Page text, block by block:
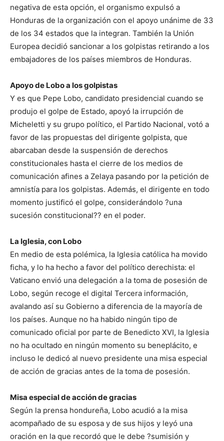
negativa de esta opción, el organismo expulsó a
Honduras de la organización con el apoyo unánime de 33
de los 34 estados que la integran. También la Unión
Europea decidió sancionar a los golpistas retirando a los
embajadores de los países miembros de Honduras.
Apoyo de Lobo a los golpistas
Y es que Pepe Lobo, candidato presidencial cuando se
produjo el golpe de Estado, apoyó la irrupción de
Micheletti y su grupo político, el Partido Nacional, votó a
favor de las propuestas del dirigente golpista, que
abarcaban desde la suspensión de derechos
constitucionales hasta el cierre de los medios de
comunicación afines a Zelaya pasando por la petición de
amnistía para los golpistas. Además, el dirigente en todo
momento justificó el golpe, considerándolo ?una
sucesión constitucional?? en el poder.
La Iglesia, con Lobo
En medio de esta polémica, la Iglesia católica ha movido
ficha, y lo ha hecho a favor del político derechista: el
Vaticano envió una delegación a la toma de posesión de
Lobo, según recoge el digital Tercera información,
avalando así su Gobierno a diferencia de la mayoría de
los países. Aunque no ha habido ningún tipo de
comunicado oficial por parte de Benedicto XVI, la Iglesia
no ha ocultado en ningún momento su beneplácito, e
incluso le dedicó al nuevo presidente una misa especial
de acción de gracias antes de la toma de posesión.
Misa especial de acción de gracias
Según la prensa hondureña, Lobo acudió a la misa
acompañado de su esposa y de sus hijos y leyó una
oración en la que recordó que le debe ?sumisión y